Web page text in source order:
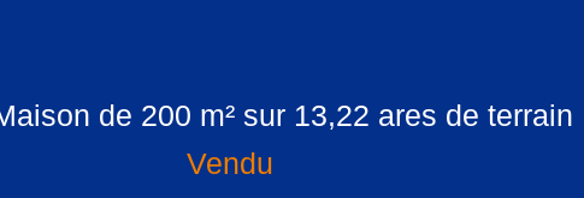
de 200 m² sur 13,22 ares de terrain
Vendu